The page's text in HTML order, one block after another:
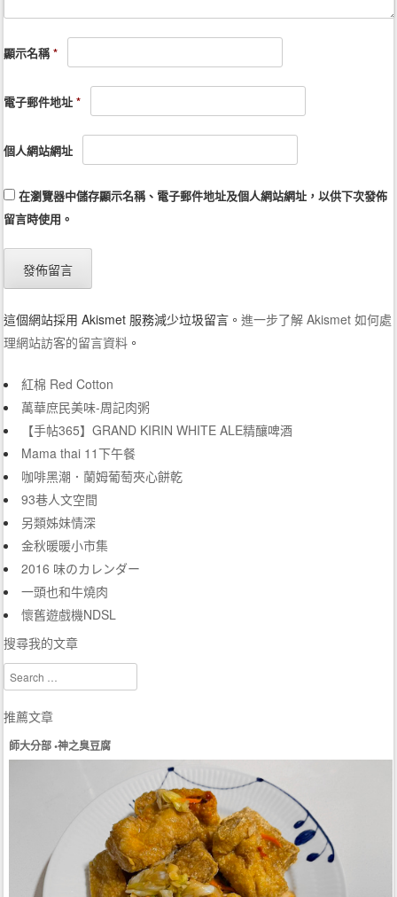
顯示名稱*
電子郵件地址*
個人網站網址
在瀏覽器中儲存顯示名稱、電子郵件地址及個人網站網址，以供下次發佈
留言時使用。
這個網站採用 Akismet 服務減少垃圾留言。進一步了解 Akismet 如何處
理網站訪客的留言資料 。
紅棉 Red Cotton
萬華庶民美味-周記肉粥
【手帖365】GRAND KIRIN WHITE ALE精釀啤酒
Mama thai 11下午餐
咖啡黑潮．蘭姆葡萄夾心餅乾
93巷人文空間
另類姊妹情深
金秋暖暖小市集
2016 味のカレンダー
一頭也和牛燒肉
懷舊遊戲機NDSL
搜尋我的文章
Search
推薦文章
師大分部 •神之臭豆腐